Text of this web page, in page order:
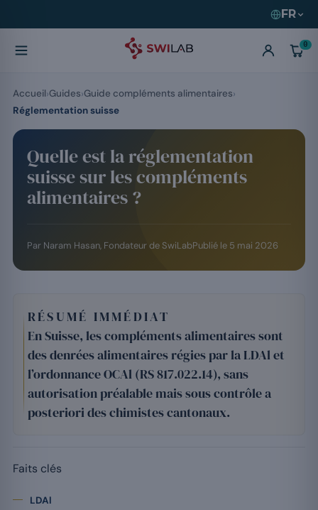
FR
0
Quelle est la réglementation
suisse sur les compléments
alimentaires ?
Par Naram Hasan, Fondateur de SwiLabPublié le 5 mai 2026
RÉSUMÉ IMMÉDIAT
En Suisse, les compléments alimentaires sont
des denrées alimentaires régies par la LDAl et
l’ordonnance OCAl (RS 817.022.14), sans
autorisation préalable mais sous contrôle a
posteriori des chimistes cantonaux.
Faits clés
LDAl
Accueil Guides Guide compléments alimentaires
Réglementation suisse